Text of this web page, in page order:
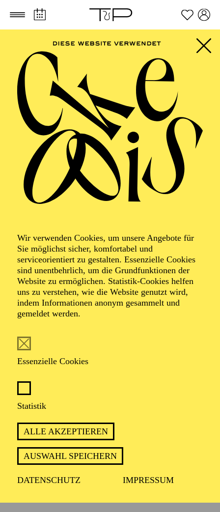
Zum Hauptinhalt springen Zum Footer springen
Wir verwenden Cookies, um unsere Angebote für
Sie möglichst sicher, komfortabel und
serviceorientiert zu gestalten. Essenzielle Cookies
sind unentbehrlich, um die Grundfunktionen der
Website zu ermöglichen. Statistik-Cookies helfen
uns zu verstehen, wie die Website genutzt wird,
indem Informationen anonym gesammelt und
gemeldet werden.
Essenzielle Cookies
Statistik
ALLE AKZEPTIEREN
AUSWAHL SPEICHERN
DATENSCHUTZ IMPRESSUM
PHILHARMONIE
Entertainment
Takeover! by Miki
meets Anna
Lapwood
TERMIN
Samstag 10. Oktober 2026
2 Stunden, inkl. Pause